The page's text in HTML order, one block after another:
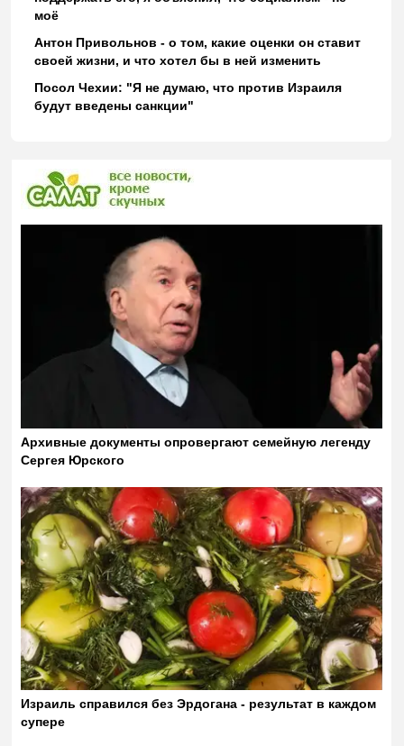
моё
Антон Привольнов - о том, какие оценки он ставит
своей жизни, и что хотел бы в ней изменить
Посол Чехии: "Я не думаю, что против Израиля
будут введены санкции"